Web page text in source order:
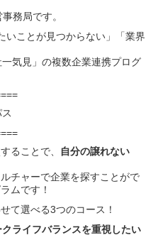
務局です。
いことが見つからない」「業界
気見」の複数企業連携プログ
ることで、
自分の譲れない
チャーで企業を探すことがで
ムです！
て選べる3つのコース！
ライフバランスを重視したい